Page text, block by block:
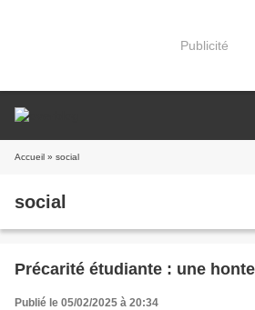
Publicité
Accueil » social
social
Précarité étudiante : une
Publié le 05/02/2025 à 20:34